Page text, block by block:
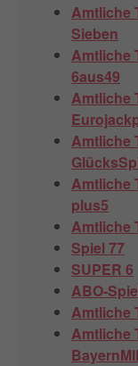
Amtliche
Sieben
Amtliche
6aus49
Amtliche
Amtliche
Amtliche
plus5
Amtliche
Spiel 77
SUPER 6
ABO-
Amtliche
Amtliche